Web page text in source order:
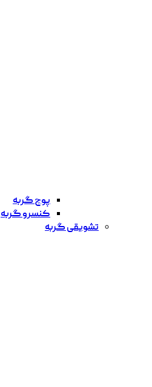
پوچ گربه
کنسرو گربه
تشویقی گربه